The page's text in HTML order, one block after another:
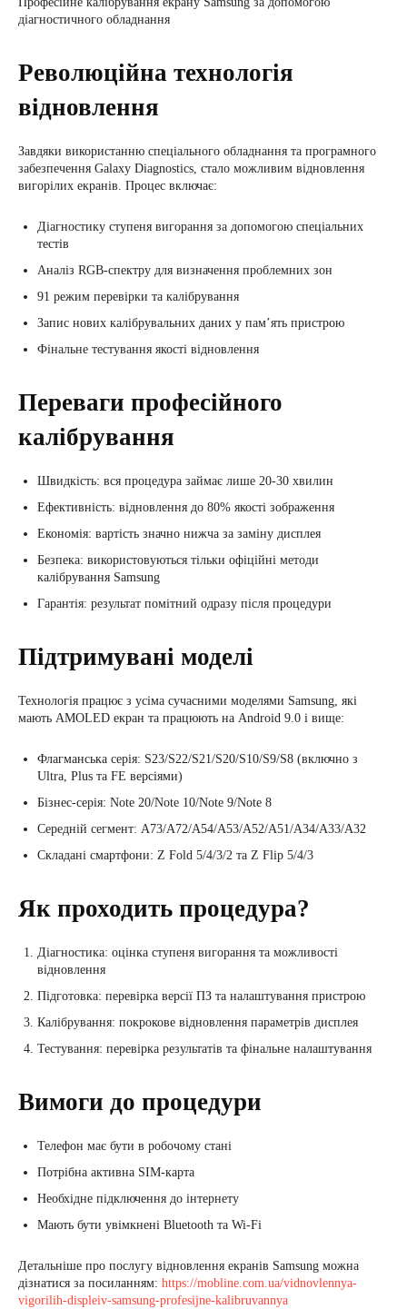
діагностичного обладнання
Революційна технологія
відновлення
Завдяки використанню спеціального обладнання та програмного
забезпечення Galaxy Diagnostics, стало можливим відновлення
вигорілих екранів. Процес включає:
Діагностику ступеня вигорання за допомогою спеціальних
тестів
Аналіз RGB-спектру для визначення проблемних зон
91 режим перевірки та калібрування
Запис нових калібрувальних даних у пам’ять пристрою
Фінальне тестування якості відновлення
Переваги професійного
калібрування
Швидкість: вся процедура займає лише 20-30 хвилин
Ефективність: відновлення до 80% якості зображення
Економія: вартість значно нижча за заміну дисплея
Безпека: використовуються тільки офіційні методи
калібрування Samsung
Гарантія: результат помітний одразу після процедури
Підтримувані моделі
Технологія працює з усіма сучасними моделями Samsung, які
мають AMOLED екран та працюють на Android 9.0 і вище:
Флагманська серія: S23/S22/S21/S20/S10/S9/S8 (включно з
Ultra, Plus та FE версіями)
Бізнес-серія: Note 20/Note 10/Note 9/Note 8
Середній сегмент: A73/A72/A54/A53/A52/A51/A34/A33/A32
Складані смартфони: Z Fold 5/4/3/2 та Z Flip 5/4/3
Як проходить процедура?
Діагностика: оцінка ступеня вигорання та можливості
відновлення
Підготовка: перевірка версії ПЗ та налаштування пристрою
Калібрування: покрокове відновлення параметрів дисплея
Тестування: перевірка результатів та фінальне налаштування
Вимоги до процедури
Телефон має бути в робочому стані
Потрібна активна SIM-карта
Необхідне підключення до інтернету
Мають бути увімкнені Bluetooth та Wi-Fi
Детальніше про послугу відновлення екранів Samsung можна
дізнатися за посиланням: https://mobline.com.ua/vidnovlennya-
vigorilih-displeiv-samsung-profesijne-kalibruvannya